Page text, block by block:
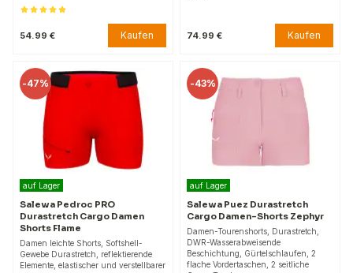
54.99 € Kaufen 74.99 € Kaufen
-47%
auf Lager
Salewa Pedroc PRO
Durastretch Cargo Damen
Shorts Flame
Damen leichte Shorts, Softshell-
Gewebe Durastretch, reflektierende
Elemente, elastischer und verstellbarer
-43%
auf Lager
Salewa Puez Durastretch
Cargo Damen-Shorts Zephyr
Damen-Tourenshorts, Durastretch,
DWR-Wasserabweisende
Beschichtung, Gürtelschlaufen, 2
flache Vordertaschen, 2 seitliche